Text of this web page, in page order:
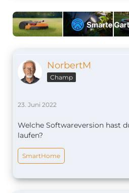
NorbertM
Champ
23. Juni 2022
Welche Softwareversion hast
laufen?
SmartHome